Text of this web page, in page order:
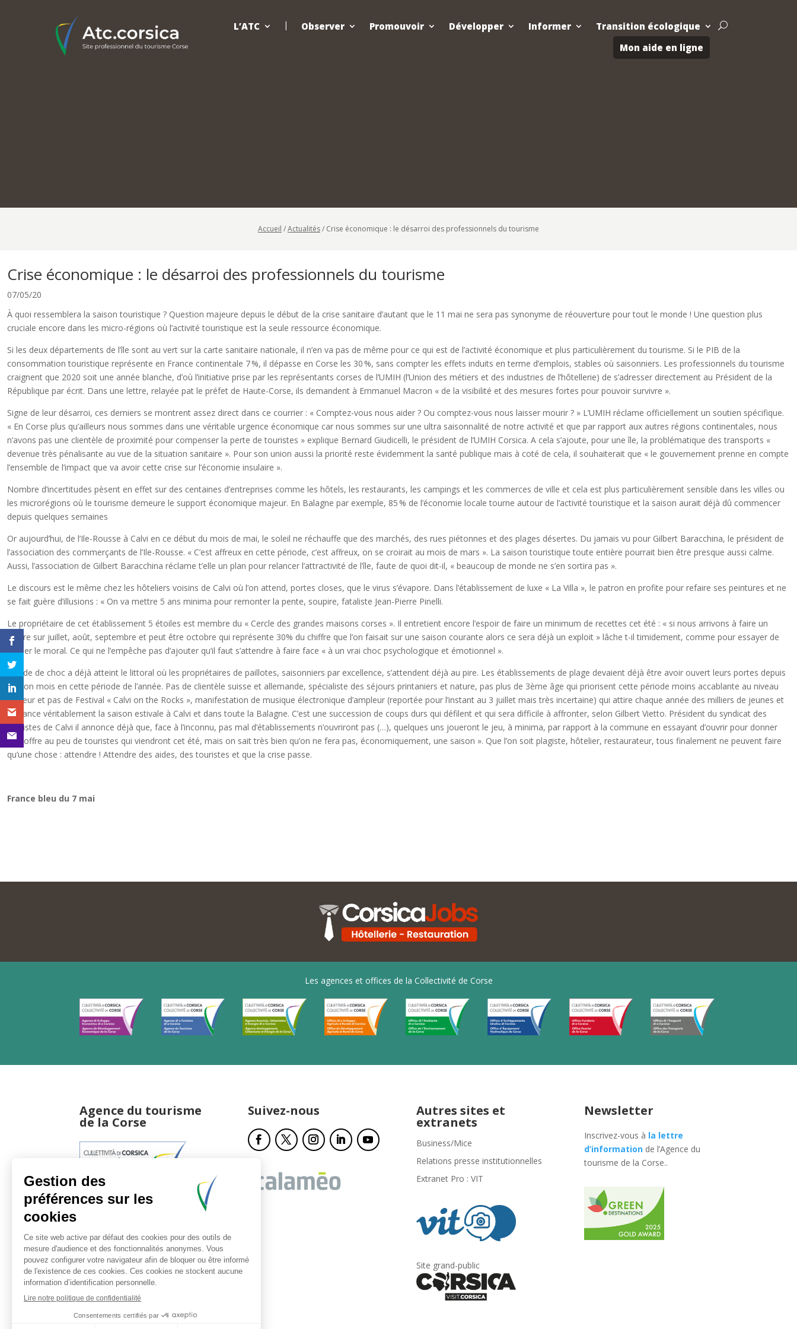
L’ATC Observer Promouvoir Développer Informer
Transition écologique
Mon aide en ligne
U
Accueil /Actualités/ Crise économique : le désarroi des professionnels du tourisme
Crise économique : le désarroi des professionnels du tourisme
07/05/20
À quoi ressemblera la saison touristique ? Question majeure depuis le début de la crise sanitaire d’autant que le 11 mai ne sera pas synonyme de réouverture pour tout le monde ! Une question plus
cruciale encore dans les micro-régions où l’activité touristique est la seule ressource économique.
Si les deux départements de l’île sont au vert sur la carte sanitaire nationale, il n’en va pas de même pour ce qui est de l’activité économique et plus particulièrement du tourisme. Si le PIB de la
consommation touristique représente en France continentale 7 %, il dépasse en Corse les 30 %, sans compter les effets induits en terme d’emplois, stables où saisonniers. Les professionnels du tourisme
craignent que 2020 soit une année blanche, d’où l’initiative prise par les représentants corses de l’UMIH (l’Union des métiers et des industries de l’hôtellerie) de s’adresser directement au Président de la
République par écrit. Dans une lettre, relayée pat le préfet de Haute-Corse, ils demandent à Emmanuel Macron « de la visibilité et des mesures fortes pour pouvoir survivre ».
Signe de leur désarroi, ces derniers se montrent assez direct dans ce courrier : « Comptez-vous nous aider ? Ou comptez-vous nous laisser mourir ? » L’UMIH réclame officiellement un soutien spécifique.
« En Corse plus qu’ailleurs nous sommes dans une véritable urgence économique car nous sommes sur une ultra saisonnalité de notre activité et que par rapport aux autres régions continentales, nous
n’avons pas une clientèle de proximité pour compenser la perte de touristes » explique Bernard Giudicelli, le président de l’UMIH Corsica. A cela s’ajoute, pour une île, la problématique des transports «
devenue très pénalisante au vue de la situation sanitaire ». Pour son union aussi la priorité reste évidemment la santé publique mais à coté de cela, il souhaiterait que « le gouvernement prenne en compte
l’ensemble de l’impact que va avoir cette crise sur l’économie insulaire ».
Nombre d’incertitudes pèsent en effet sur des centaines d’entreprises comme les hôtels, les restaurants, les campings et les commerces de ville et cela est plus particulièrement sensible dans les villes ou
les microrégions où le tourisme demeure le support économique majeur. En Balagne par exemple, 85 % de l’économie locale tourne autour de l’activité touristique et la saison aurait déjà dû commencer
depuis quelques semaines
Or aujourd’hui, de l’Ile-Rousse à Calvi en ce début du mois de mai, le soleil ne réchauffe que des marchés, des rues piétonnes et des plages désertes. Du jamais vu pour Gilbert Baracchina, le président de
l’association des commerçants de l’Ile-Rousse. « C’est affreux en cette période, c’est affreux, on se croirait au mois de mars ». La saison touristique toute entière pourrait bien être presque aussi calme.
Aussi, l’association de Gilbert Baracchina réclame t’elle un plan pour relancer l’attractivité de l’île, faute de quoi dit-il, « beaucoup de monde ne s’en sortira pas ».
Le discours est le même chez les hôteliers voisins de Calvi où l’on attend, portes closes, que le virus s’évapore. Dans l’établissement de luxe « La Villa », le patron en profite pour refaire ses peintures et ne
se fait guère d’illusions : « On va mettre 5 ans minima pour remonter la pente, soupire, fataliste Jean-Pierre Pinelli.
Le propriétaire de cet établissement 5 étoiles est membre du « Cercle des grandes maisons corses ». Il entretient encore l’espoir de faire un minimum de recettes cet été : « si nous arrivons à faire un
chiffre sur juillet, août, septembre et peut être octobre qui représente 30% du chiffre que l’on faisait sur une saison courante alors ce sera déjà un exploit » lâche t-il timidement, comme pour essayer de
garder le moral. Ce qui ne l’empêche pas d’ajouter qu’il faut s’attendre à faire face « à un vrai choc psychologique et émotionnel ».
L’onde de choc a déjà atteint le littoral où les propriétaires de paillotes, saisonniers par excellence, s’attendent déjà au pire. Les établissements de plage devaient déjà être avoir ouvert leurs portes depuis
un bon mois en cette période de l’année. Pas de clientèle suisse et allemande, spécialiste des séjours printaniers et nature, pas plus de 3ème âge qui priorisent cette période moins accablante au niveau
chaleur et pas de Festival « Calvi on the Rocks », manifestation de musique électronique d’ampleur (reportée pour l’instant au 3 juillet mais très incertaine) qui attire chaque année des milliers de jeunes et
qui lance véritablement la saison estivale à Calvi et dans toute la Balagne. C’est une succession de coups durs qui défilent et qui sera difficile à affronter, selon Gilbert Vietto. Président du syndicat des
plagistes de Calvi il annonce déjà que, face à l’inconnu, pas mal d’établissements n’ouvriront pas (…), quelques uns joueront le jeu, à minima, par rapport à la commune en essayant d’ouvrir pour donner
une offre au peu de touristes qui viendront cet été, mais on sait très bien qu’on ne fera pas, économiquement, une saison ». Que l’on soit plagiste, hôtelier, restaurateur, tous finalement ne peuvent faire
qu’une chose : attendre ! Attendre des aides, des touristes et que la crise passe.
France bleu du 7 mai
Les agences et offices de la Collectivité de Corse
Agence du tourisme
de la Corse
20181 Ajaccio Cedex 01
T : 04 95 51 77 77
Accueil et horaires
Nous contacter
Politique de confidentialité
Suivez-nous Autres sites et
extranets
Business/Mice
Relations presse institutionnelles
Extranet Pro : VIT
Site grand-public
Newsletter
Inscrivez-vous à la lettre
d’information de l’Agence du
tourisme de la Corse..